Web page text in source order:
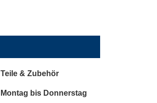
Teile & Zubehör
Montag bis Donnerstag